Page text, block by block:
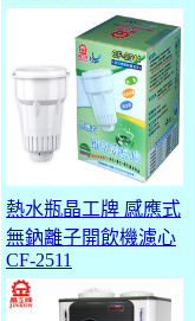
熱水瓶晶工牌 感應式
無鈉離子開飲機濾心
CF-2511